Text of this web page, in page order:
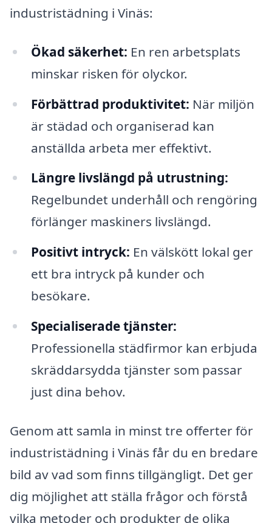
industristädning i Vinäs:
Ökad säkerhet: En ren arbetsplats
minskar risken för olyckor.
Förbättrad produktivitet: När miljön
är städad och organiserad kan
anställda arbeta mer effektivt.
Längre livslängd på utrustning:
Regelbundet underhåll och rengöring
förlänger maskiners livslängd.
Positivt intryck: En välskött lokal ger
ett bra intryck på kunder och
besökare.
Specialiserade tjänster:
Professionella städfirmor kan erbjuda
skräddarsydda tjänster som passar
just dina behov.
Genom att samla in minst tre offerter för
industristädning i Vinäs får du en bredare
bild av vad som finns tillgängligt. Det ger
dig möjlighet att ställa frågor och förstå
vilka metoder och produkter de olika